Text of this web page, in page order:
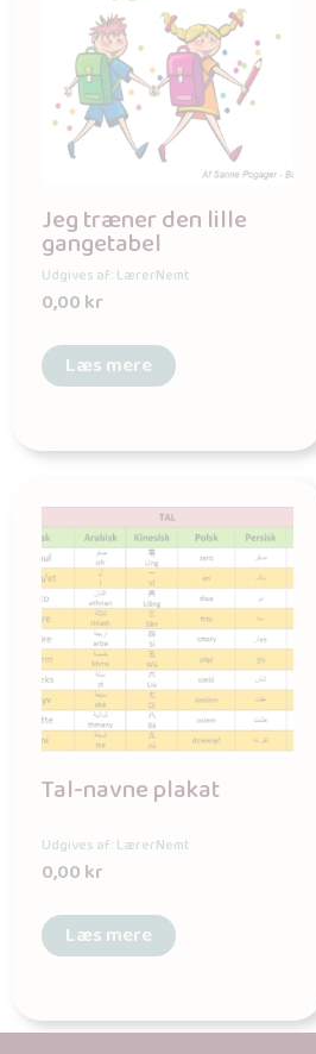
Jeg træner den lille
gangetabel
Udgives af: LærerNemt
0,00kr
Læs mere
Tal-navne plakat
Udgives af: LærerNemt
0,00kr
Læs mere